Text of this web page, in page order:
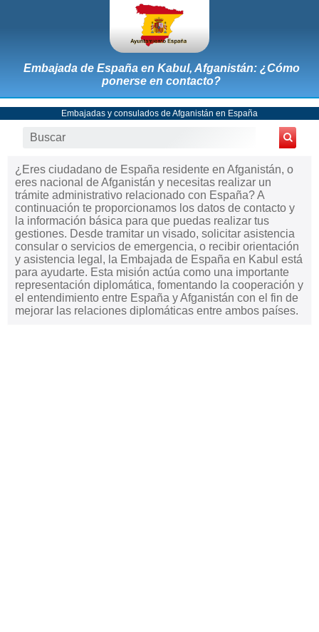
Embajada de España en Kabul, Afganistán: ¿Cómo
ponerse en contacto?
Embajadas y consulados de Afganistán en España
¿Eres ciudadano de España residente en Afganistán, o
eres nacional de Afganistán y necesitas realizar un
trámite administrativo relacionado con España? A
continuación te proporcionamos los datos de contacto y
la información básica para que puedas realizar tus
gestiones. Desde tramitar un visado, solicitar asistencia
consular o servicios de emergencia, o recibir orientación
y asistencia legal, la Embajada de España en Kabul está
para ayudarte. Esta misión actúa como una importante
representación diplomática, fomentando la cooperación y
el entendimiento entre España y Afganistán con el fin de
mejorar las relaciones diplomáticas entre ambos países.